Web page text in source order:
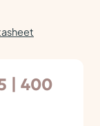
| 400